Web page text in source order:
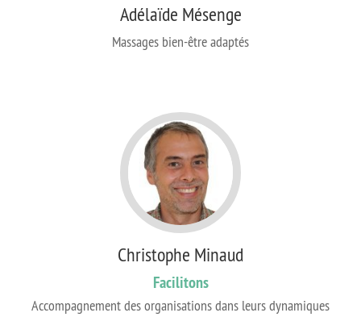
Adélaïde Mésenge
Massages bien-être adaptés
Christophe Minaud
Facilitons
Accompagnement des organisations dans leurs dynamiques